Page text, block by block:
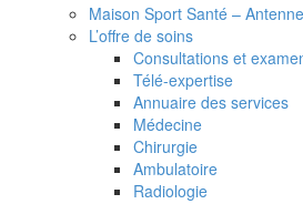
Maison Sport Santé –
L’offre de soins
Consultations et
Télé-expertise
Annuaire des services
Médecine
Chirurgie
Ambulatoire
Radiologie